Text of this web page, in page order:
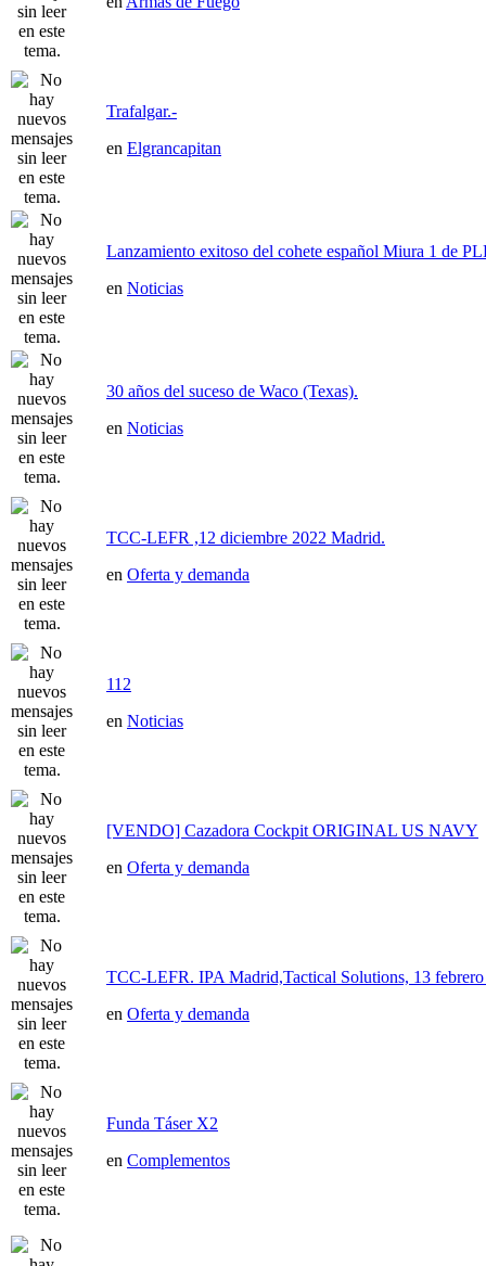
Trafalgar.-
en Elgrancapitan
Lanzamiento exitoso del cohete español Miura 1 de
en Noticias
30 años del suceso de Waco (Texas).
en Noticias
TCC-LEFR ,12 diciembre 2022 Madrid.
en Oferta y demanda
112
en Noticias
[VENDO] Cazadora Cockpit ORIGINAL US NAVY
en Oferta y demanda
TCC-LEFR. IPA Madrid,Tactical Solutions, 13
en Oferta y demanda
Funda Táser X2
en Complementos